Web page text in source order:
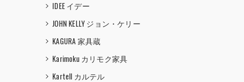
IDEE イデー
JOHN KELLY ジョン・ケリー
KAGURA 家具蔵
Karimoku カリモク家具
Kartell カルテル